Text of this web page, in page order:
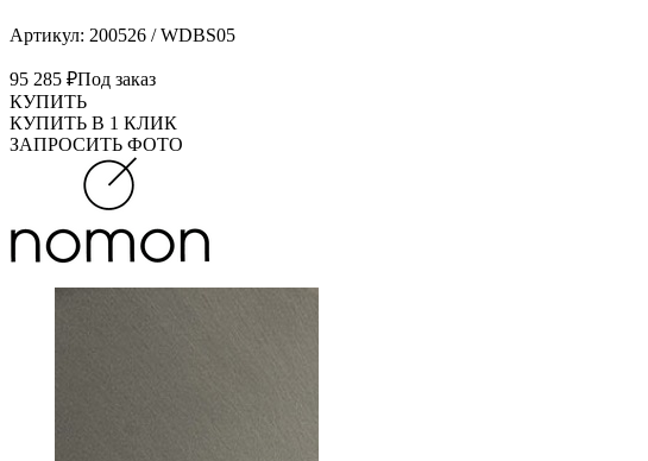
Артикул: 200526 / WDBS05
95 285 ₽Под заказ
КУПИТЬ
КУПИТЬ В 1 КЛИК
ЗАПРОСИТЬ ФОТО